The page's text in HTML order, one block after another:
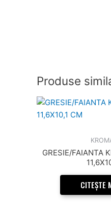
Produse
GRESIE/FAIANTA
CITEȘTE